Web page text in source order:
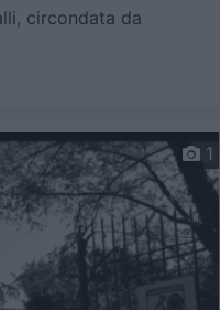
circondata da
1